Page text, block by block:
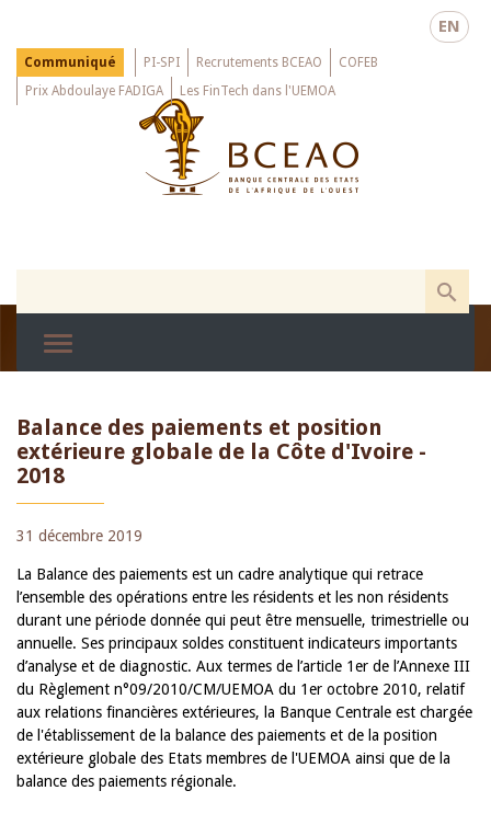
main
EN
Menu
Top
Communiqué PI-SPI Recrutements BCEAO
COFEB
Prix Abdoulaye FADIGA
Les FinTech dans l'UEMOA
Balance des paiements et position
extérieure globale de la Côte d'Ivoire -
2018
31 décembre 2019
La Balance des paiements est un cadre analytique qui retrace
l’ensemble des opérations entre les résidents et les non résidents
durant une période donnée qui peut être mensuelle, trimestrielle ou
annuelle. Ses principaux soldes constituent indicateurs importants
d’analyse et de diagnostic. Aux termes de l’article 1er de l’Annexe III
du Règlement n°09/2010/CM/UEMOA du 1er octobre 2010, relatif
aux relations financières extérieures, la Banque Centrale est chargée
de l'établissement de la balance des paiements et de la position
extérieure globale des Etats membres de l'UEMOA ainsi que de la
balance des paiements régionale.